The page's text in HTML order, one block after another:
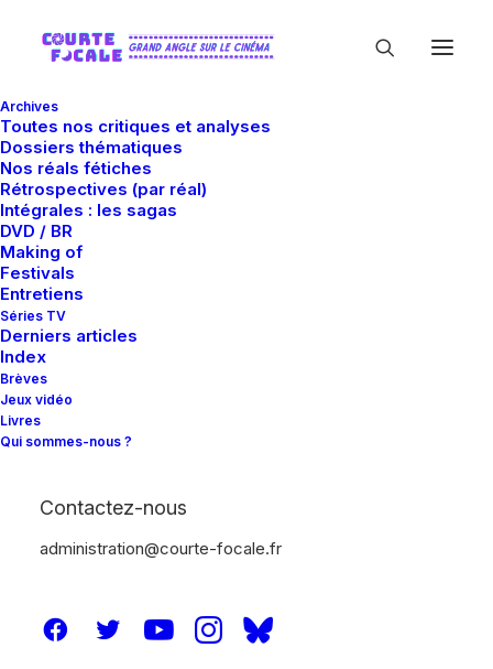
Archives
Toutes nos critiques et analyses
Dossiers thématiques
Nos réals fétiches
Rétrospectives (par réal)
Intégrales : les sagas
DVD / BR
Making of
Festivals
Entretiens
Séries TV
Derniers articles
Index
Brèves
Jeux vidéo
Livres
Qui sommes-nous ?
Contactez-nous
administration@courte-focale.fr